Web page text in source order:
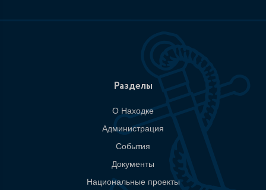
Разделы
О Находке
Администрация
События
Документы
Национальные проекты